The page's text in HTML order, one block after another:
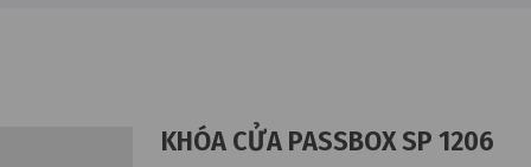
KHÓA CỬA PASSBOX SP 1206